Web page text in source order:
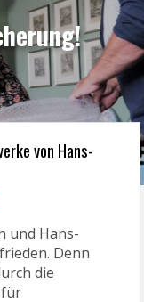
von Hans-
und Hans-
Denn
die
für